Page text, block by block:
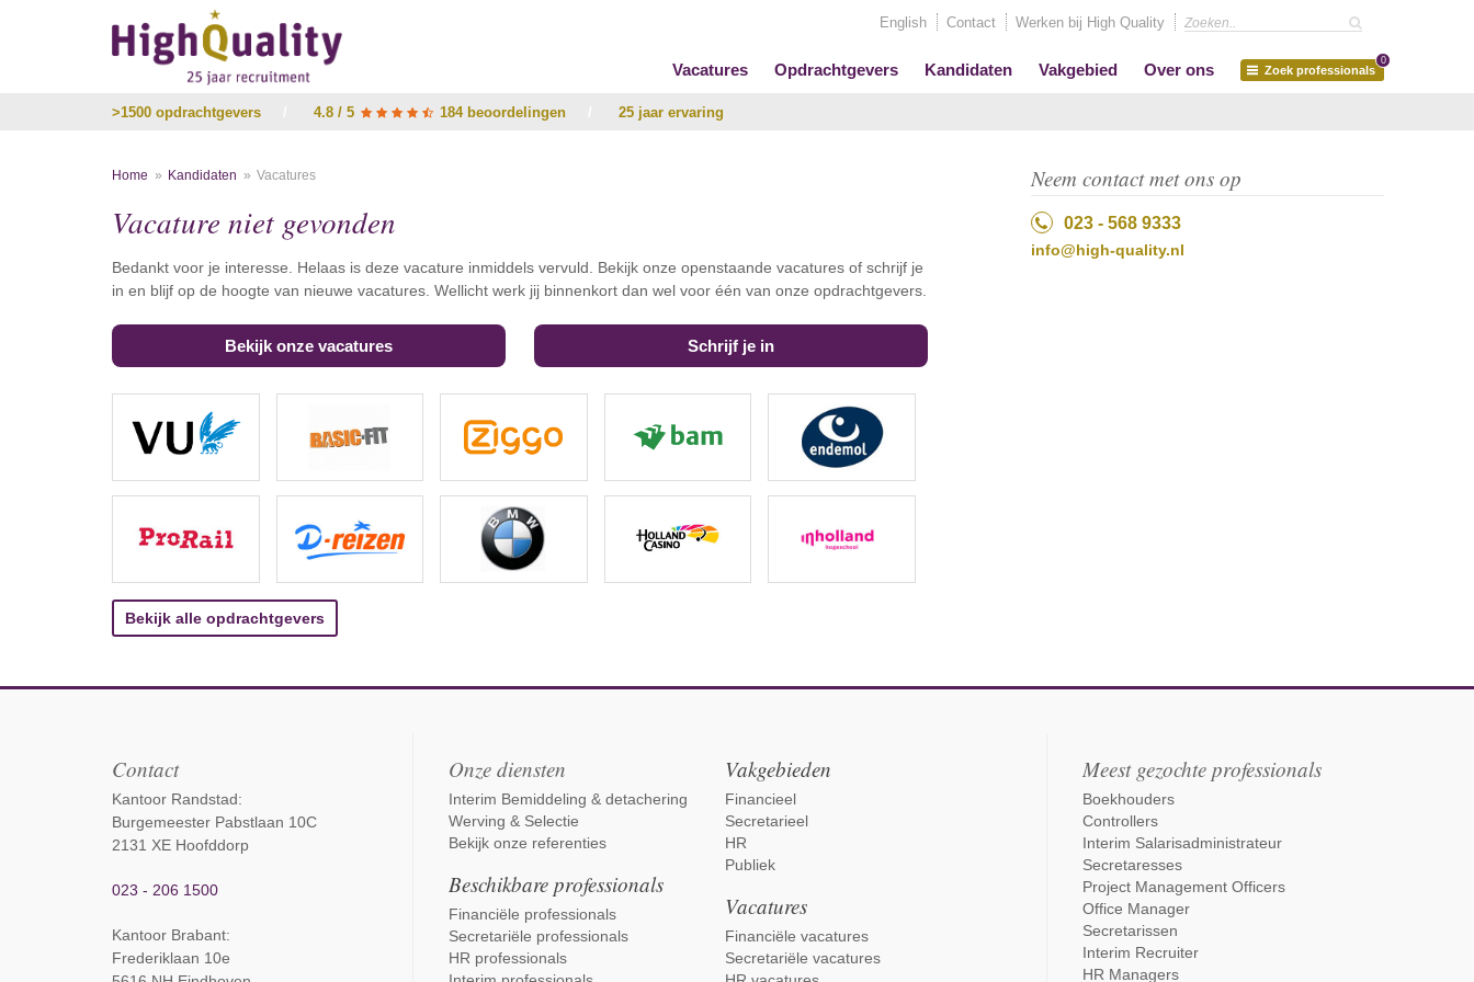
English Contact Werken bij High Quality
Vacatures Opdrachtgevers Kandidaten Vakgebied Over ons Zoek professionals
0
>1500 opdrachtgevers 4.8 / 5 184 beoordelingen 25 jaar ervaring
Home Kandidaten Vacatures
Vacature niet gevonden
Bedankt voor je interesse. Helaas is deze vacature inmiddels vervuld. Bekijk onze openstaande vacatures of schrijf je
in en blijf op de hoogte van nieuwe vacatures. Wellicht werk jij binnenkort dan wel voor één van onze opdrachtgevers.
Bekijk onze vacatures Schrijf je in
Bekijk alle opdrachtgevers
Neem contact met ons op
023 - 568 9333
info@high-quality.nl
Contact
Kantoor Randstad:
Burgemeester Pabstlaan 10C
2131 XE Hoofddorp
023 - 206 1500
Kantoor Brabant:
Frederiklaan 10e
Onze diensten
Interim Bemiddeling & detachering
Werving & Selectie
Bekijk onze referenties
Beschikbare professionals
Financiële professionals
Secretariële professionals
HR professionals
Vakgebieden
Financieel
Secretarieel
HR
Publiek
Vacatures
Financiële vacatures
Secretariële vacatures
Meest gezochte professionals
Boekhouders
Controllers
Interim Salarisadministrateur
Secretaresses
Project Management Officers
Office Manager
Secretarissen
Interim Recruiter
HR Managers